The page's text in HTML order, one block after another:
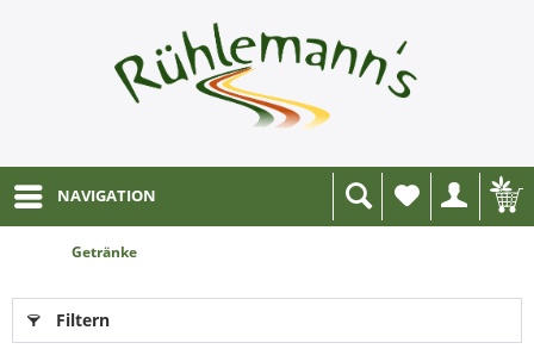
NAVIGATION
Wunschliste
Getränke
Filtern